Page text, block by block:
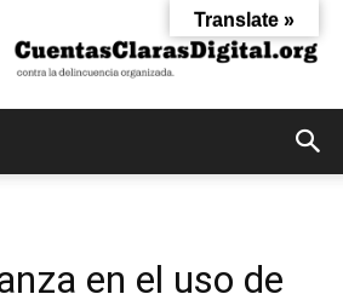
Claras
en el uso de
Translate »